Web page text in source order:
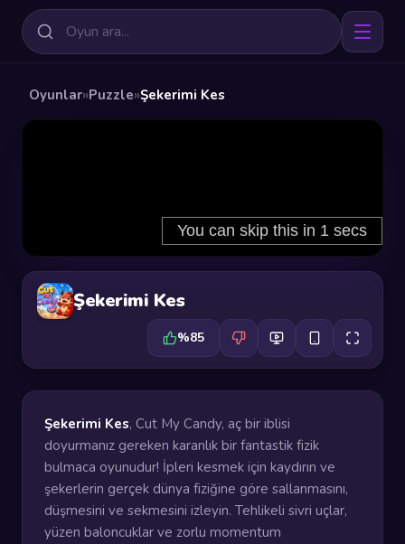
Oyunlar»Puzzle»Şekerimi Kes
Şekerimi Kes
%85
Şekerimi Kes, Cut My Candy, aç bir iblisi
doyurmanız gereken karanlık bir fantastik fizik
bulmaca oyunudur! İpleri kesmek için kaydırın ve
şekerlerin gerçek dünya fiziğine göre sallanmasını,
düşmesini ve sekmesini izleyin. Tehlikeli sivri uçlar,
yüzen baloncuklar ve zorlu momentum